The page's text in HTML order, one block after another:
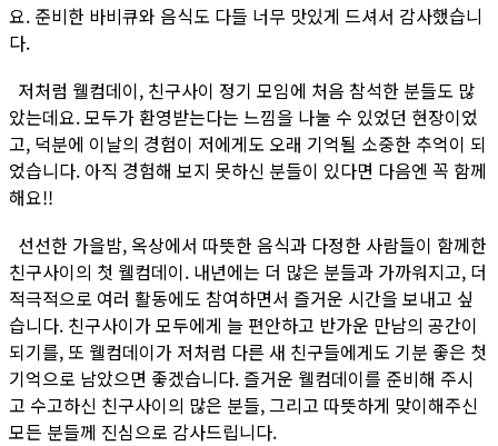
요. 준비한 바비큐와 음식도 다들 너무 맛있게 드셔서 감사했습니
다.
저처럼 웰컴데이, 친구사이 정기 모임에 처음 참석한 분들도 많
았는데요. 모두가 환영받는다는 느낌을 나눌 수 있었던 현장이었
고, 덕분에 이날의 경험이 저에게도 오래 기억될 소중한 추억이 되
었습니다. 아직 경험해 보지 못하신 분들이 있다면 다음엔 꼭 함께
해요!!
선선한 가을밤, 옥상에서 따뜻한 음식과 다정한 사람들이 함께한
친구사이의 첫 웰컴데이. 내년에는 더 많은 분들과 가까워지고, 더
적극적으로 여러 활동에도 참여하면서 즐거운 시간을 보내고 싶
습니다. 친구사이가 모두에게 늘 편안하고 반가운 만남의 공간이
되기를, 또 웰컴데이가 저처럼 다른 새 친구들에게도 기분 좋은 첫
기억으로 남았으면 좋겠습니다. 즐거운 웰컴데이를 준비해 주시
고 수고하신 친구사이의 많은 분들, 그리고 따뜻하게 맞이해주신
모든 분들께 진심으로 감사드립니다.